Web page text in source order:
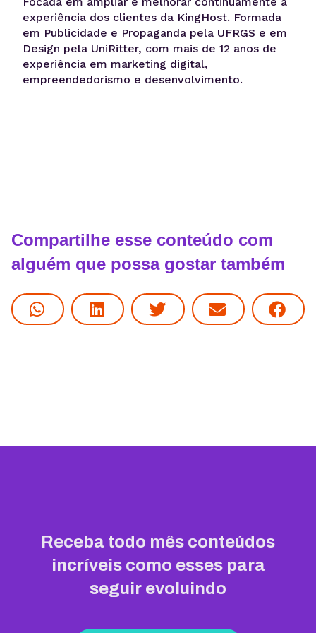
experiência dos clientes da KingHost. Formada
em Publicidade e Propaganda pela UFRGS e em
Design pela UniRitter, com mais de 12 anos de
experiência em marketing digital,
empreendedorismo e desenvolvimento.
Compartilhe esse conteúdo com
alguém que possa gostar também
Receba todo mês conteúdos
incríveis como esses para
seguir evoluindo